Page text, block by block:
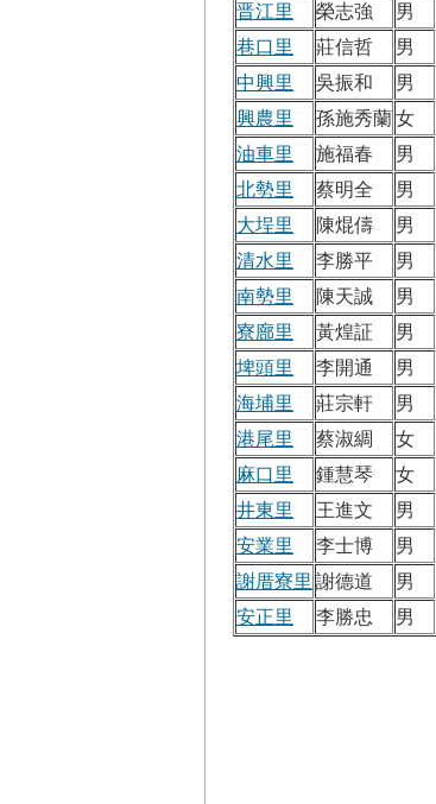
晋江里
榮志強 男
巷口里
莊信哲 男
中興里
吳振和 男
興農里
孫施秀蘭 女
油車里
施福春 男
北勢里
蔡明全 男
大埕里
陳焜儔 男
清水里
李勝平 男
南勢里
陳天誠 男
寮廍里
黃煌証 男
埤頭里
李開通 男
海埔里
莊宗軒 男
港尾里
蔡淑綢 女
麻口里
鍾慧琴 女
井東里
王進文 男
安業里
李士博 男
謝厝寮里 謝德道 男
安正里
李勝忠 男